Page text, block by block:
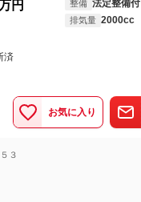
円 整備 法定整備付
排気量 2000cc
済
お気に入り
３